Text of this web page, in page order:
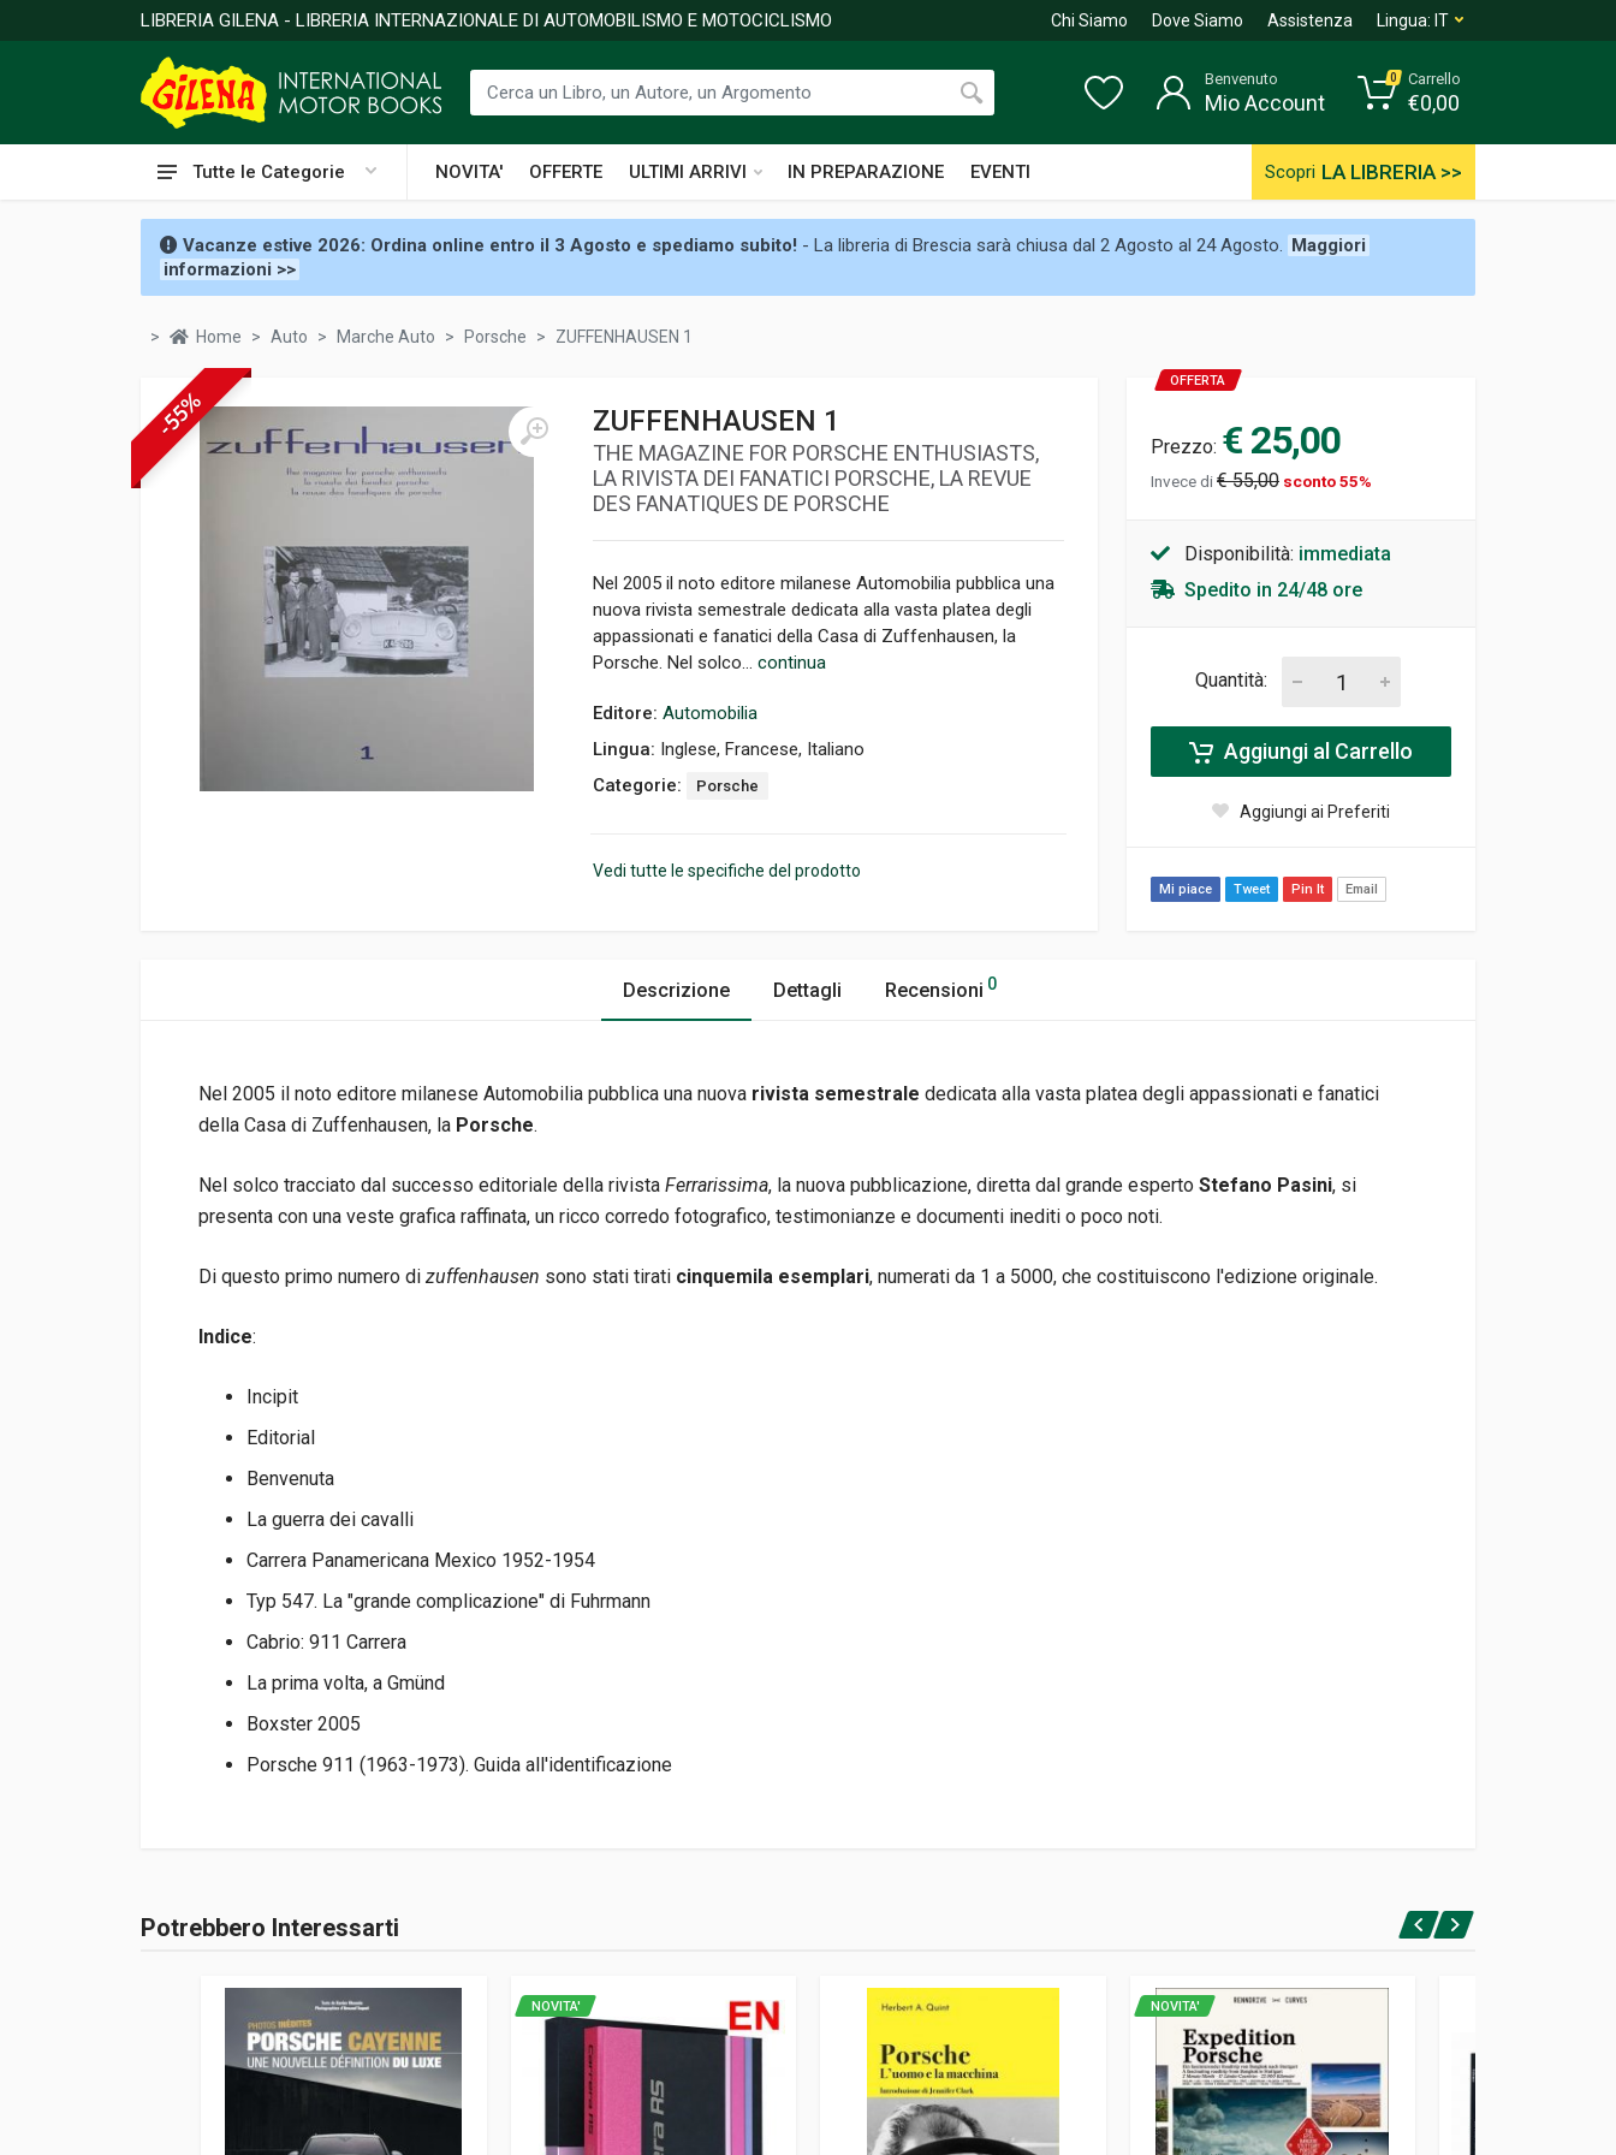
LIBRERIA GILENA - LIBRERIA INTERNAZIONALE DI AUTOMOBILISMO E MOTOCICLISMO Chi Siamo Dove Siamo Assistenza Lingua: IT
Tutte le Categorie NOVITA' OFFERTE ULTIMI ARRIVI IN PREPARAZIONE EVENTI Scopri LA LIBRERIA >>
Benvenuto
Mio Account
0 Carrello
€0,00
Vacanze estive 2026: Ordina online entro il 3 Agosto e spediamo subito! - La libreria di Brescia sarà chiusa dal 2 Agosto al 24 Agosto. Maggiori
informazioni >>
Home Auto Marche Auto Porsche ZUFFENHAUSEN 1
ZUFFENHAUSEN 1
THE MAGAZINE FOR PORSCHE ENTHUSIASTS,
LA RIVISTA DEI FANATICI PORSCHE, LA REVUE
DES FANATIQUES DE PORSCHE
-55%
Nel 2005 il noto editore milanese Automobilia pubblica una
nuova rivista semestrale dedicata alla vasta platea degli
appassionati e fanatici della Casa di Zuffenhausen, la
Porsche. Nel solco... continua
Editore: Automobilia
Lingua: Inglese, Francese, Italiano
Categorie:
Porsche
Vedi tutte le specifiche del prodotto
OFFERTA
Prezzo: € 25,00
Invece di€ 55,00 sconto 55%
Disponibilità: immediata
Spedito in 24/48 ore
Quantità:
Aggiungi al Carrello
Aggiungi ai Preferiti
Mi piace Tweet Pin It Email
Descrizione Dettagli Recensioni 0
Nel 2005 il noto editore milanese Automobilia pubblica una nuova rivista semestrale dedicata alla vasta platea degli appassionati e fanatici
della Casa di Zuffenhausen, la Porsche.
Nel solco tracciato dal successo editoriale della rivista Ferrarissima, la nuova pubblicazione, diretta dal grande esperto Stefano Pasini, si
presenta con una veste grafica raffinata, un ricco corredo fotografico, testimonianze e documenti inediti o poco noti.
Di questo primo numero di zuffenhausen sono stati tirati cinquemila esemplari, numerati da 1 a 5000, che costituiscono l'edizione originale.
Indice:
Incipit
Editorial
Benvenuta
La guerra dei cavalli
Carrera Panamericana Mexico 1952-1954
Typ 547. La "grande complicazione" di Fuhrmann
Cabrio: 911 Carrera
La prima volta, a Gmünd
Boxster 2005
Porsche 911 (1963-1973). Guida all'identificazione
Automobilia
Lingua del testo Inglese, Francese, Italiano
Data di stampa 07/2005
Accedi o registrati
Potrebbero Interessarti
NOVITA' NOVITA'